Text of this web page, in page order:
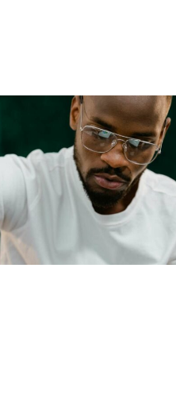
Las 17 mejores
estrategias
avanzadas para
mejorar la
comprensión del
algoritmo de TikTok